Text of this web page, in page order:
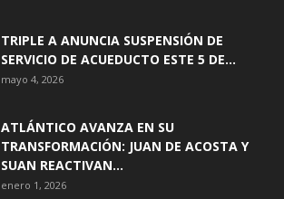
TRIPLE A ANUNCIA SUSPENSIÓN DE
SERVICIO DE ACUEDUCTO ESTE 5 DE...
mayo 4, 2026
ATLÁNTICO AVANZA EN SU
TRANSFORMACIÓN: JUAN DE ACOSTA Y
SUAN REACTIVAN...
enero 1, 2026